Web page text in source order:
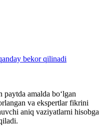
bekor qilinadi
amalda boʻlgan
va ekspertlar fikrini
aniq vaziyatlarni hisobga